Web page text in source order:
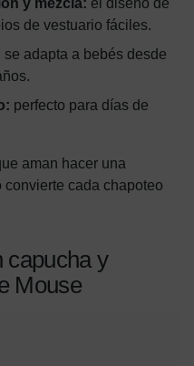
de vestuario fáciles.
se adapta a bebés desde
perfecto para días de
aman hacer una
cada chapoteo
capucha y
Mouse